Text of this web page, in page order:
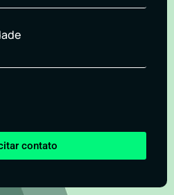
contato